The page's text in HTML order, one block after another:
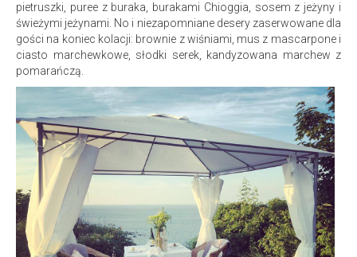
pietruszki, puree z buraka, burakami Chioggia, sosem z jeżyny i
świeżymi jeżynami. No i niezapomniane desery zaserwowane dla
gości na koniec kolacji: brownie z wiśniami, mus z mascarpone i
ciasto marchewkowe, słodki serek, kandyzowana marchew z
pomarańczą.